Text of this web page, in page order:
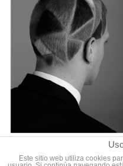
Este sitio web utiliza cookies